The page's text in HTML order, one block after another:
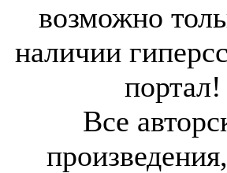
возможно
наличии
портал!
Все